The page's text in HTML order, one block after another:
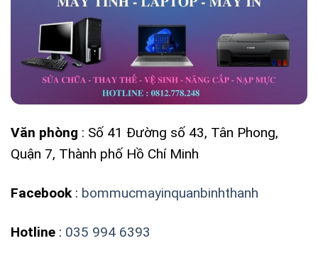
Văn phòng : Số 41 Đường số 43, Tân Phong,
Quận 7, Thành phố Hồ Chí Minh
Facebook: bommucmayinquanbinhthanh
Hotline : 035 994 6393